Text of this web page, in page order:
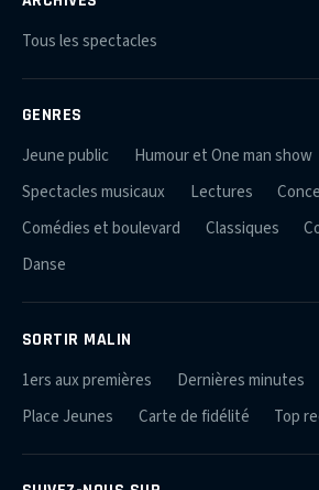
Tous les spectacles
GENRES
Jeune public
Humour et One man show
Spectacles musicaux
Lectures
Comédies et boulevard
Classiques
Danse
SORTIR MALIN
1ers aux premières Dernières minutes
Place Jeunes
Carte de fidélité Top